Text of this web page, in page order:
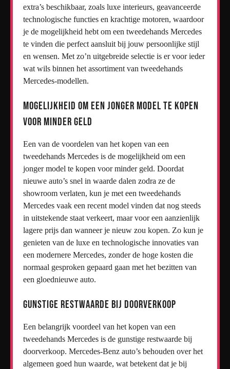
extra’s beschikbaar, zoals luxe interieurs, geavanceerde
technologische functies en krachtige motoren, waardoor
je de mogelijkheid hebt om een tweedehands Mercedes
te vinden die perfect aansluit bij jouw persoonlijke stijl
en wensen. Met zo’n uitgebreide selectie is er voor ieder
wat wils binnen het assortiment van tweedehands
Mercedes-modellen.
Mogelijkheid om een jonger model te kopen
voor minder geld
Een van de voordelen van het kopen van een
tweedehands Mercedes is de mogelijkheid om een
jonger model te kopen voor minder geld. Doordat
nieuwe auto’s snel in waarde dalen zodra ze de
showroom verlaten, kun je met een tweedehands
Mercedes vaak een recent model vinden dat nog steeds
in uitstekende staat verkeert, maar voor een aanzienlijk
lagere prijs dan wanneer je nieuw zou kopen. Zo kun je
genieten van de luxe en technologische innovaties van
een modernere Mercedes, zonder de hoge kosten die
normaal gesproken gepaard gaan met het bezitten van
een gloednieuwe auto.
Gunstige restwaarde bij doorverkoop
Een belangrijk voordeel van het kopen van een
tweedehands Mercedes is de gunstige restwaarde bij
doorverkoop. Mercedes-Benz auto’s behouden over het
algemeen goed hun waarde, wat betekent dat je bij